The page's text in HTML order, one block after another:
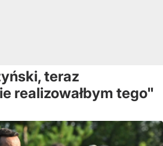
teraz
realizowałbym tego"